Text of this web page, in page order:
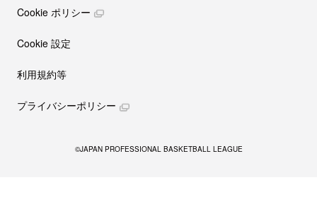
Cookie ポリシー
Cookie 設定
利用規約等
プライバシーポリシー
©JAPAN PROFESSIONAL BASKETBALL LEAGUE